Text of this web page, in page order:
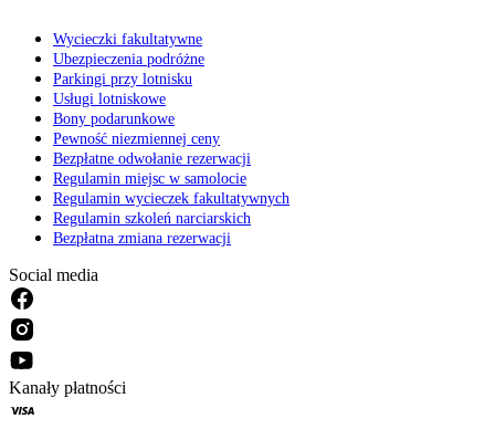
Wycieczki fakultatywne
Ubezpieczenia podróżne
Parkingi przy lotnisku
Usługi lotniskowe
Bony podarunkowe
Pewność niezmiennej ceny
Bezpłatne odwołanie rezerwacji
Regulamin miejsc w samolocie
Regulamin wycieczek fakultatywnych
Regulamin szkoleń narciarskich
Bezpłatna zmiana rezerwacji
Social media
Kanały płatności